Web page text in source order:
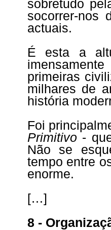
sobretudo
socorrer-nos
actuais.
É esta a
primeiras
milhares de
história
Foi
Primitivo -
Não se
tempo entre
enorme.
[…]
8 -